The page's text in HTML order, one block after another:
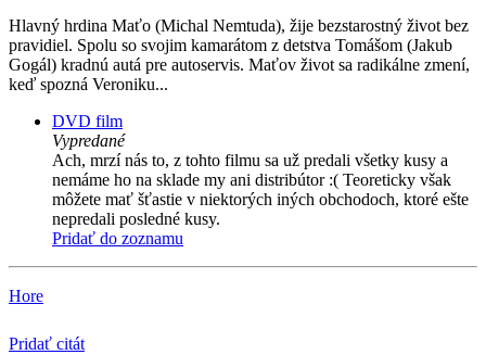
Hlavný hrdina Maťo (Michal Nemtuda), žije bezstarostný život bez
pravidiel. Spolu so svojim kamarátom z detstva Tomášom (Jakub
Gogál) kradnú autá pre autoservis. Maťov život sa radikálne zmení,
keď spozná Veroniku...
DVD film
Vypredané
Ach, mrzí nás to, z tohto filmu sa už predali všetky kusy a
nemáme ho na sklade my ani distribútor :( Teoreticky však
môžete mať šťastie v niektorých iných obchodoch, ktoré ešte
nepredali posledné kusy.
Pridať do zoznamu
Hore
Pridať citát